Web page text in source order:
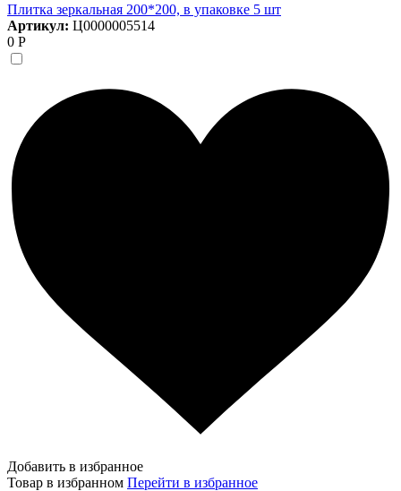
Плитка зеркальная 200*200, в упаковке 5 шт
Артикул: Ц0000005514
0 Р
Добавить в избранное
Товар в избранном Перейти в избранное